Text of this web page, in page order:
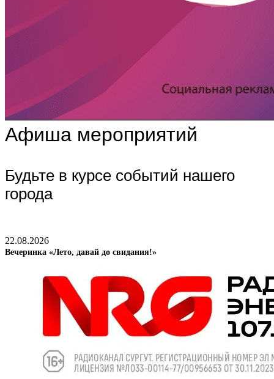
Афиша мероприятий
Будьте в курсе событий нашего
города
22.08.2026
Вечеринка «Лето, давай до свидания!»